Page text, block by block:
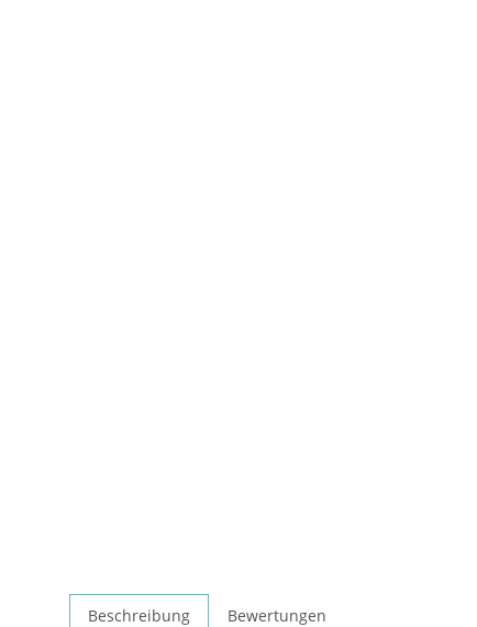
Beschreibung
Bewertungen